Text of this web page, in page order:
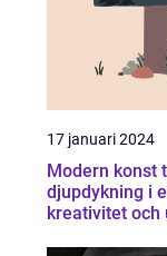
17 januari 2024
Modern konst
djupdykning i
kreativitet och